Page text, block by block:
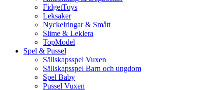
FidgetToys
Leksaker
Nyckelringar & Smått
Slime & Leklera
TopModel
Spel & Pussel
Sällskapsspel Vuxen
Sällskapsspel Barn och ungdom
Spel Baby
Pussel Vuxen